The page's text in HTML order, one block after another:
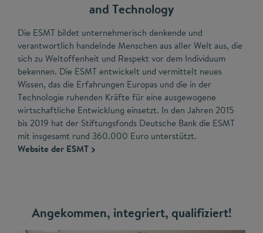
and Technology
Die ESMT bildet unternehmerisch denkende und
verantwortlich handelnde Menschen aus aller Welt aus, die
sich zu Weltoffenheit und Respekt vor dem Individuum
bekennen. Die ESMT entwickelt und vermittelt neues
Wissen, das die Erfahrungen Europas und die in der
Technologie ruhenden Kräfte für eine ausgewogene
wirtschaftliche Entwicklung einsetzt. In den Jahren 2015
bis 2019 hat der Stiftungsfonds Deutsche Bank die ESMT
mit insgesamt rund 360.000 Euro unterstützt.
Website der ESMT
Angekommen, integriert, qualifiziert!